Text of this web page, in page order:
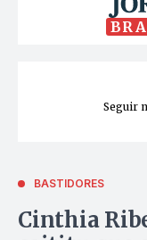
Seguir
BASTIDORES
Cinthia